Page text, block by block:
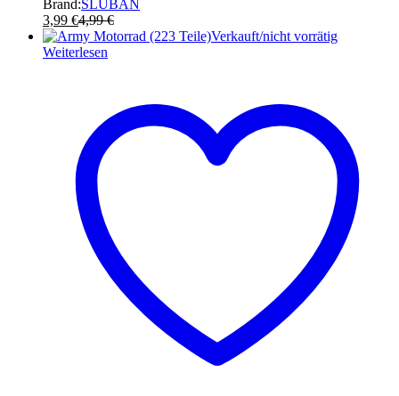
Brand:SLUBAN
3,99 €4,99€
Verkauft/nicht vorrätig
Weiterlesen